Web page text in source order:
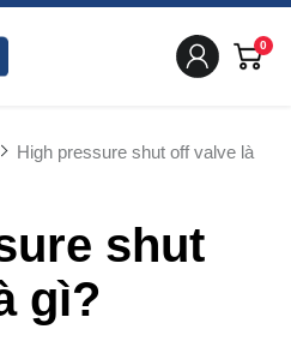
0
High pressure shut off valve là
shut
gì?